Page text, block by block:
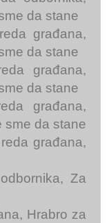
da stane
građana,
da stane
građana,
da stane
građana,
sme da stane
građana,
Za
Hrabro za